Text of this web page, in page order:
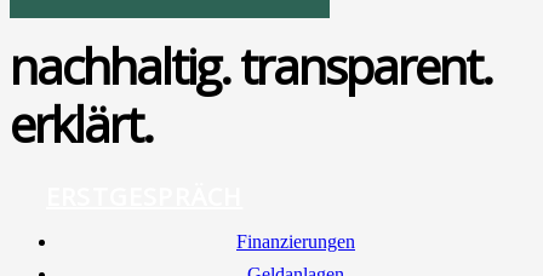
nachhaltig. transparent.
erklärt.
Finan­zie­run­gen